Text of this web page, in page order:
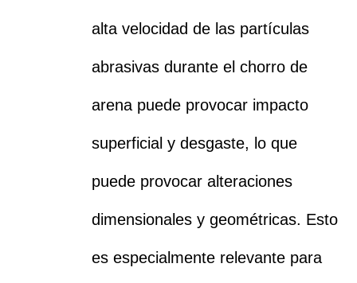
alta velocidad de las partículas
abrasivas durante el chorro de
arena puede provocar impacto
superficial y desgaste, lo que
puede provocar alteraciones
dimensionales y geométricas. Esto
es especialmente relevante para